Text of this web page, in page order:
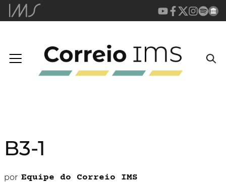
B3-1
por Equipe do Correio IMS